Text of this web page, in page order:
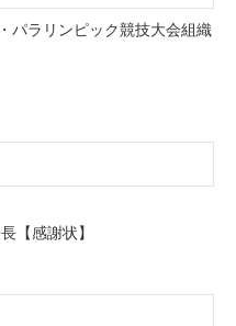
ラリンピック競技大会組織
【感謝状】